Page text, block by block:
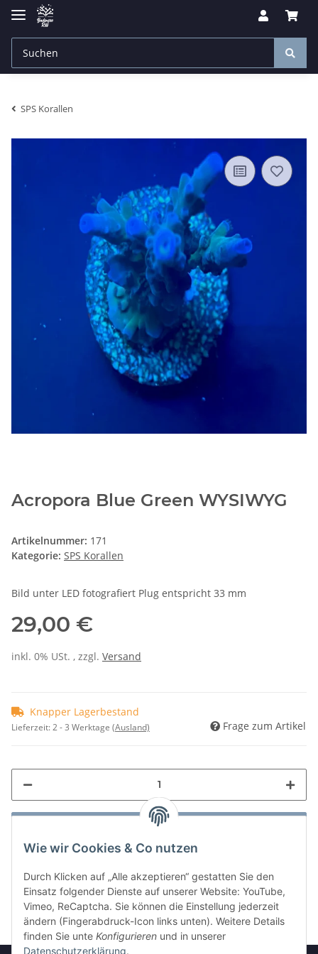
SPS Korallen
Acropora Blue Green WYSIWYG
Artikelnummer: 171
Kategorie: SPS Korallen
Bild unter LED fotografiert Plug entspricht 33 mm
29,00 €
inkl. 0% USt. , zzgl. Versand
Knapper Lagerbestand
Lieferzeit:2 - 3 Werktage (Ausland) Frage zum Artikel
Wie wir Cookies & Co nutzen
Durch Klicken auf „Alle akzeptieren“ gestatten Sie den
Einsatz folgender Dienste auf unserer Website: YouTube,
Vimeo, ReCaptcha. Sie können die Einstellung jederzeit
ändern (Fingerabdruck-Icon links unten). Weitere Details
finden Sie unte Konfigurieren und in unserer
Datenschutzerklärung.